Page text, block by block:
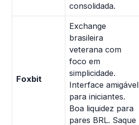
consolidada.
Foxbit
Exchange
brasileira
veterana com
foco em
simplicidade.
Interface amigável
para iniciantes.
Boa liquidez para
pares BRL. Saque